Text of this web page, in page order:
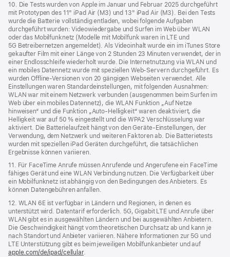
10. Die Tests wurden von Apple im Januar und Februar 2025 durchgeführt
mit Prototypen des 11" iPad Air (M3) und 13" iPad Air (M3). Bei den Tests
wurde die Batterie vollständig entladen, wobei folgende Aufgaben
durchgeführt wurden: Videowiedergabe und Surfen im Web über WLAN
oder das Mobilfunknetz (Modelle mit Mobilfunk waren in LTE und
5G Betreibernetzen angemeldet). Als Videoinhalt wurde ein im iTunes Store
gekaufter Film mit einer Länge von 2 Stunden 23 Minuten verwendet, der in
einer Endlosschleife wiederholt wurde. Die Internetnutzung via WLAN und
ein mobiles Datennetz wurde mit speziellen Web-Servern durchgeführt. Es
wurden Offline-Versionen von 20 gängigen Webseiten verwendet. Alle
Einstellungen waren Standard­einstellungen, mit folgenden Ausnahmen:
WLAN war mit einem Netzwerk verbunden (ausgenommen beim Surfen im
Web über ein mobiles Datennetz), die WLAN Funktion „Auf Netze
hinweisen“ und die Funktion „Auto-Helligkeit“ waren deaktiviert, die
Helligkeit war auf 50 % eingestellt und die WPA2 Verschlüsselung war
aktiviert. Die Batterielaufzeit hängt von den Geräte-Einstellungen, der
Verwendung, dem Netzwerk und weiteren Faktoren ab. Die Batterietests
wurden mit speziellen iPad Geräten durchgeführt, die tatsächlichen
Ergebnisse können variieren.
11. Für FaceTime Anrufe müssen Anrufende und Angerufene ein FaceTime
fähiges Gerät und eine WLAN Verbindung nutzen. Die Verfügbarkeit über
ein Mobilfunknetz ist abhängig von den Bedingungen des Anbieters. Es
können Datengebühren anfallen.
12. WLAN 6E ist verfügbar in Ländern und Regionen, in denen es
unterstützt wird. Datentarif erforderlich. 5G, Gigabit LTE und Anrufe über
WLAN gibt es in ausgewählten Ländern und bei ausgewählten Anbietern.
Die Geschwindigkeit hängt vom theoretischen Durchsatz ab und kann je
nach Standort und Anbieter variieren. Nähere Informationen zur 5G und
LTE Unterstützung gibt es beim jeweiligen Mobilfunkanbieter und auf
apple.com/de/ipad/cellular.